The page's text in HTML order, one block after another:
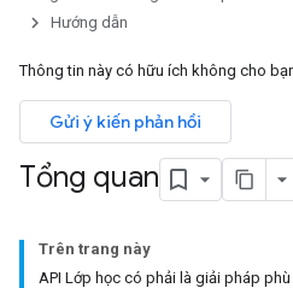
Hướng dẫn
Thông tin này có hữu ích không cho
Gửi ý kiến phản hồi
Tổng quan
Trên trang này
API Lớp học có phải là giải pháp